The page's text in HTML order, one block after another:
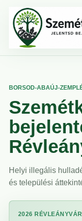
BORSOD-ABAÚJ-
Helyi illegális
és települési
2026